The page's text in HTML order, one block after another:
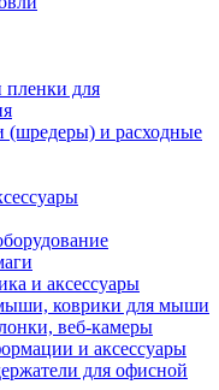
для
(шредеры) и расходные
и аксессуары
коврики для мыши
веб-камеры
и аксессуары
для офисной